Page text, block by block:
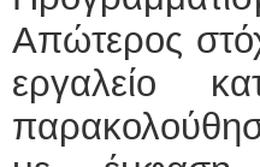
Απώτερος
εργαλείο